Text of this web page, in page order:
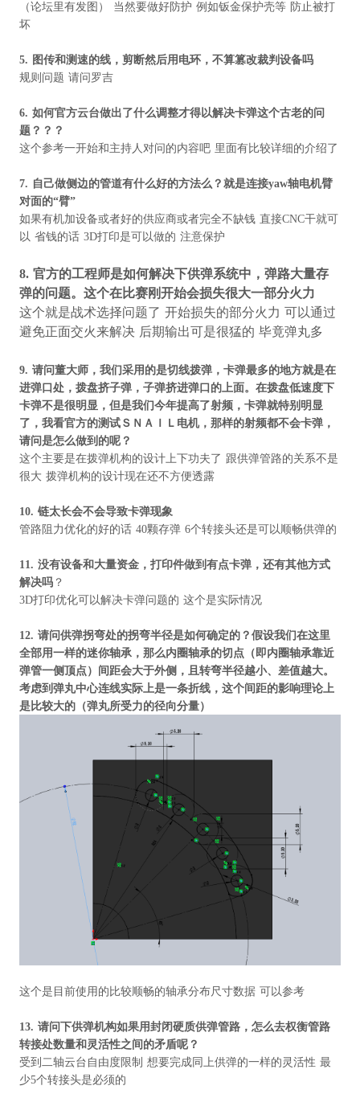
（论坛里有发图） 当然要做好防护 例如钣金保护壳等 防止被打
坏
5. 图传和测速的线，剪断然后用电环，不算篡改裁判设备吗
规则问题 请问罗吉
6. 如何官方云台做出了什么调整才得以解决卡弹这个古老的问
题？？？
这个参考一开始和主持人对问的内容吧 里面有比较详细的介绍了
7. 自己做侧边的管道有什么好的方法么？就是连接yaw轴电机臂
对面的“臂”
如果有机加设备或者好的供应商或者完全不缺钱 直接CNC干就可
以 省钱的话 3D打印是可以做的 注意保护
8. 官方的工程师是如何解决下供弹系统中，弹路大量存
弹的问题。这个在比赛刚开始会损失很大一部分火力
这个就是战术选择问题了 开始损失的部分火力 可以通过
避免正面交火来解决 后期输出可是很猛的 毕竟弹丸多
9. 请问董大师，我们采用的是切线拨弹，卡弹最多的地方就是在
进弹口处，拨盘挤子弹，子弹挤进弹口的上面。在拨盘低速度下
卡弹不是很明显，但是我们今年提高了射频，卡弹就特别明显
了，我看官方的测试ＳＮＡＩＬ电机，那样的射频都不会卡弹，
请问是怎么做到的呢？
这个主要是在拨弹机构的设计上下功夫了 跟供弹管路的关系不是
很大 拨弹机构的设计现在还不方便透露
10. 链太长会不会导致卡弹现象
管路阻力优化的好的话 40颗存弹 6个转接头还是可以顺畅供弹的
11. 没有设备和大量资金，打印件做到有点卡弹，还有其他方式
解决吗 ？
3D打印优化可以解决卡弹问题的 这个是实际情况
12. 请问供弹拐弯处的拐弯半径是如何确定的？假设我们在这里
全部用一样的迷你轴承，那么内圈轴承的切点（即内圈轴承靠近
弹管一侧顶点）间距会大于外侧，且转弯半径越小、差值越大。
考虑到弹丸中心连线实际上是一条折线，这个间距的影响理论上
是比较大的（弹丸所受力的径向分量）
这个是目前使用的比较顺畅的轴承分布尺寸数据 可以参考
13. 请问下供弹机构如果用封闭硬质供弹管路，怎么去权衡管路
转接处数量和灵活性之间的矛盾呢？
受到二轴云台自由度限制 想要完成同上供弹的一样的灵活性 最
少5个转接头是必须的